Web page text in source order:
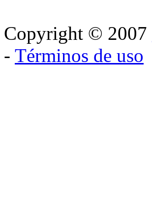
Copyright © 2007
- Términos de uso